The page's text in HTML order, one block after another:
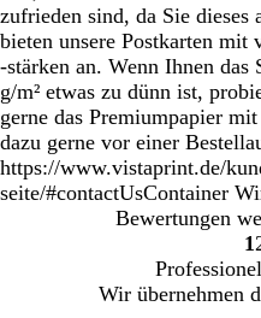
zufrieden sind, da Sie
bieten unsere Postkarten mit
-stärken an. Wenn Ihnen das
g/m² etwas zu dünn ist,
gerne das Premiumpapier
dazu gerne vor einer
https://www.vistaprint.de/
seite/#contactUsContainer
Bewertungen
1
Wir übernehmen